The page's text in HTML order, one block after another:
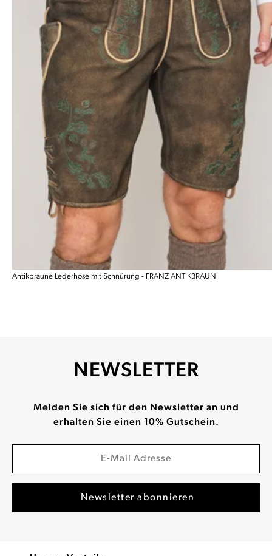
Antikbraune Lederhose mit Schnürung - FRANZ ANTIKBRAUN
NEWSLETTER
Melden Sie sich für den Newsletter an und
erhalten Sie einen 10% Gutschein.